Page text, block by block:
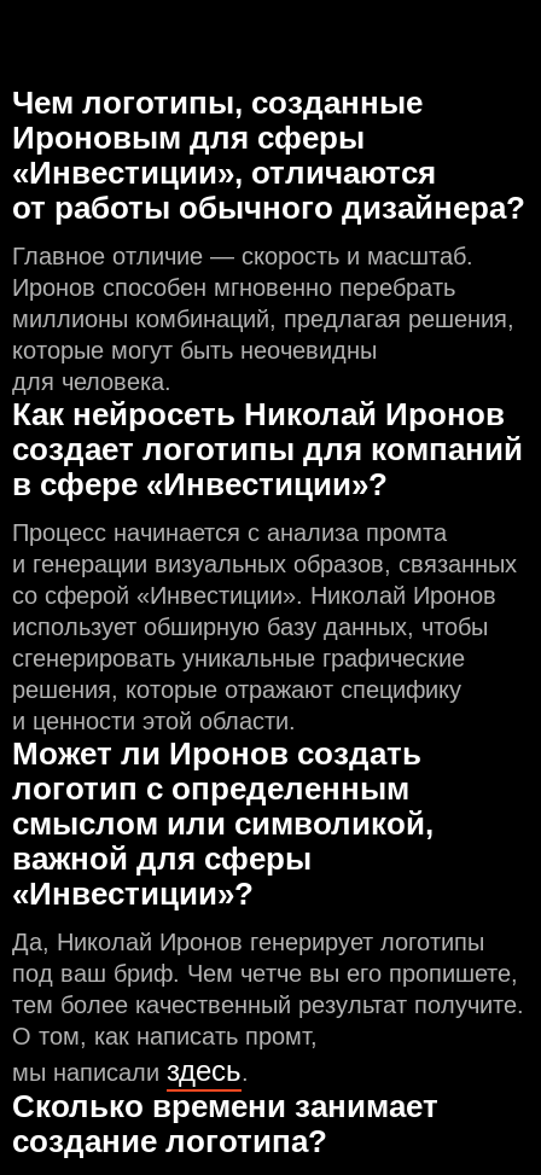
Чем логотипы, созданные
Ироновым для сферы
«Инвестиции», отличаются
от работы обычного дизайнера?
Главное отличие — скорость и масштаб.
Иронов способен мгновенно перебрать
миллионы комбинаций, предлагая решения,
которые могут быть неочевидны
для человека.
Как нейросеть Николай Иронов
создаeт логотипы для компаний
в сфере «Инвестиции»?
Процесс начинается с анализа промта
и генерации визуальных образов, связанных
со сферой «Инвестиции». Николай Иронов
использует обширную базу данных, чтобы
сгенерировать уникальные графические
решения, которые отражают специфику
и ценности этой области.
Может ли Иронов создать
логотип с определeнным
смыслом или символикой,
важной для сферы
«Инвестиции»?
Да, Николай Иронов генерирует логотипы
под ваш бриф. Чем чeтче вы его пропишете,
тем более качественный результат получите.
О том, как написать промт,
мы написали здесь.
Сколько времени занимает
создание логотипа?